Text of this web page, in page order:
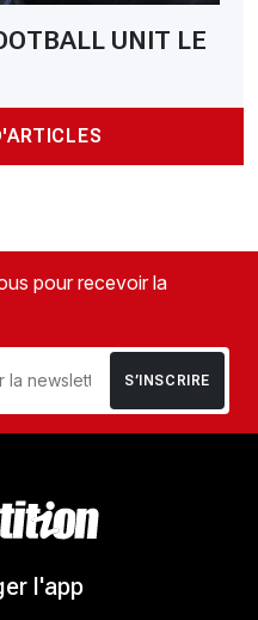
UNIT LE
pour recevoir la
S’INSCRIRE
l'app